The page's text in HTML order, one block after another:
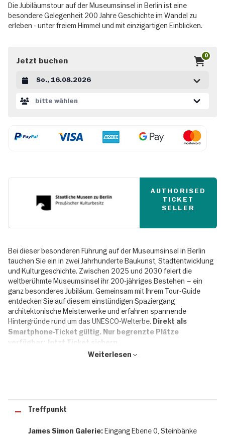
Die Jubiläumstour auf der Museumsinsel in Berlin ist eine
besondere Gelegenheit 200 Jahre Geschichte im Wandel zu
erleben - unter freiem Himmel und mit einzigartigen Einblicken.
Jetzt buchen
0
Datum auswählen
bitte wählen
AUTHORISED
TICKET
SELLER
Bei dieser besonderen Führung auf der Museumsinsel in Berlin
tauchen Sie ein in zwei Jahrhunderte Baukunst, Stadtentwicklung
und Kulturgeschichte. Zwischen 2025 und 2030 feiert die
weltberühmte Museumsinsel ihr 200-jähriges Bestehen – ein
ganz besonderes Jubiläum. Gemeinsam mit Ihrem Tour-Guide
entdecken Sie auf diesem einstündigen Spaziergang
architektonische Meisterwerke und erfahren spannende
Hintergründe rund um das UNESCO-Welterbe. Direkt als
Smartphone-Ticket gültig. Nur begrenzte Plätze
verfügbar: Jetzt Ticket sichern.
Alte Nationalgalerie bis hin zu den modernen Ergänzungen der
Gegenwart – jede Epoche hat ihre Spuren hinterlassen. Die
historische Plätze, entlang beeindruckender Fassaden und
Weiterlesen
Treffpunkt
James Simon Galerie:Eingang Ebene 0, Steinbänke